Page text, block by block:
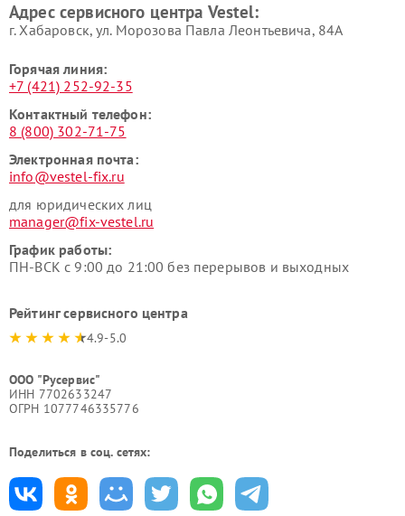
Адрес сервисного центра Vestel:
г. Хабаровск, ул. Морозова Павла Леонтьевича, 84А
Горячая линия:
+7 (421) 252-92-35
Контактный телефон:
8 (800) 302-71-75
Электронная почта:
info@vestel-fix.ru
для юридических лиц
manager@fix-vestel.ru
График работы:
ПН-ВСК с 9:00 до 21:00 без перерывов и выходных
Рейтинг сервисного центра
4.9-5.0
ООО "Русервис"
ИНН 7702633247
ОГРН 1077746335776
Поделиться в соц. сетях: